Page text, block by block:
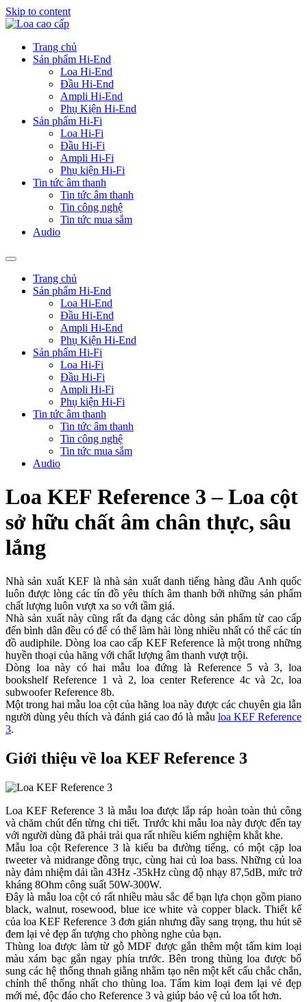
Skip to content
Trang chủ
Sản phẩm Hi-End
Loa Hi-End
Đầu Hi-End
Ampli Hi-End
Phụ Kiện Hi-End
Sản phẩm Hi-Fi
Loa Hi-Fi
Đầu Hi-Fi
Ampli Hi-Fi
Phụ kiện Hi-Fi
Tin tức âm thanh
Tin tức âm thanh
Tin công nghệ
Tin tức mua sắm
Audio
Trang chủ
Sản phẩm Hi-End
Loa Hi-End
Đầu Hi-End
Ampli Hi-End
Phụ Kiện Hi-End
Sản phẩm Hi-Fi
Loa Hi-Fi
Đầu Hi-Fi
Ampli Hi-Fi
Phụ kiện Hi-Fi
Tin tức âm thanh
Tin tức âm thanh
Tin công nghệ
Tin tức mua sắm
Audio
Loa KEF Reference 3 – Loa cột
sở hữu chất âm chân thực, sâu
lắng
Nhà sản xuất KEF là nhà sản xuất danh tiếng hàng đầu Anh quốc
luôn được lòng các tín đồ yêu thích âm thanh bởi những sản phẩm
chất lượng luôn vượt xa so với tầm giá.
Nhà sản xuất này cũng rất đa dạng các dòng sản phẩm từ cao cấp
đến bình dân đều có để có thể làm hài lòng nhiều nhất có thể các tín
đồ audiphile. Dòng loa cao cấp KEF Reference là một trong những
huyền thoại của hãng với chất lượng âm thanh vượt trội.
Dòng loa này có hai mẫu loa đứng là Reference 5 và 3, loa
bookshelf Reference 1 và 2, loa center Reference 4c và 2c, loa
subwoofer Reference 8b.
Một trong hai mẫu loa cột của hãng loa này được các chuyên gia lẫn
người dùng yêu thích và đánh giá cao đó là mẫu loa KEF Reference
3.
Giới thiệu về loa KEF Reference 3
Loa KEF Reference 3 là mẫu loa được lắp ráp hoàn toàn thủ công
và chăm chút đến từng chi tiết. Trước khi mẫu loa này được đến tay
với người dùng đã phải trải qua rất nhiều kiểm nghiệm khắt khe.
Mẫu loa cột Reference 3 là kiểu ba đường tiếng, có một cặp loa
tweeter và midrange đồng trục, cùng hai củ loa bass. Những củ loa
này đảm nhiệm dải tần 43Hz -35kHz cùng độ nhạy 87,5dB, mức trở
kháng 8Ohm công suất 50W-300W.
Đây là mẫu loa cột có rất nhiều màu sắc để bạn lựa chọn gồm piano
black, walnut, rosewood, blue ice white và copper black. Thiết kế
của loa KEF Reference 3 đơn giản nhưng đầy sang trọng, thu hút sẽ
đem lại vẻ đẹp ấn tượng cho phòng nghe của bạn.
Thùng loa được làm từ gỗ MDF được gắn thêm một tấm kim loại
màu xám bạc gắn ngay phía trước. Bên trong thùng loa được bổ
sung các hệ thống thnah giằng nhằm tạo nên một kết cấu chắc chắn,
chỉnh thể thống nhất cho thùng loa. Tấm kim loại đem lại vẻ đẹp
mới mẻ, độc đáo cho Reference 3 và giúp bảo vệ củ loa tốt hơn.